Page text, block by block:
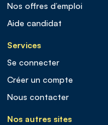
Nos offres d’emploi
Aide candidat
Services
Se connecter
Créer un compte
Nous contacter
Nos autres sites